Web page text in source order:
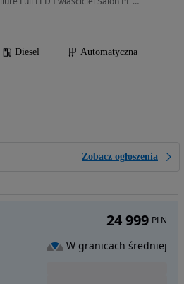
Diesel
Automatyczna
Zobacz ogłoszenia
24 999 PLN
W granicach średniej